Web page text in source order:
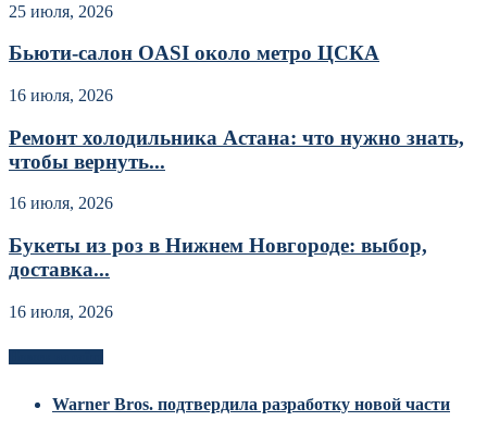
25 июля, 2026
Бьюти-салон OASI около метро ЦСКА
16 июля, 2026
Ремонт холодильника Астана: что нужно знать,
чтобы вернуть...
16 июля, 2026
Букеты из роз в Нижнем Новгороде: выбор,
доставка...
16 июля, 2026
Warner Bros. подтвердила разработку новой части